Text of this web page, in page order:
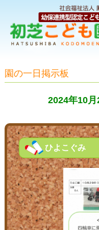
園の一日掲示板
2024年10
ひよこぐみ